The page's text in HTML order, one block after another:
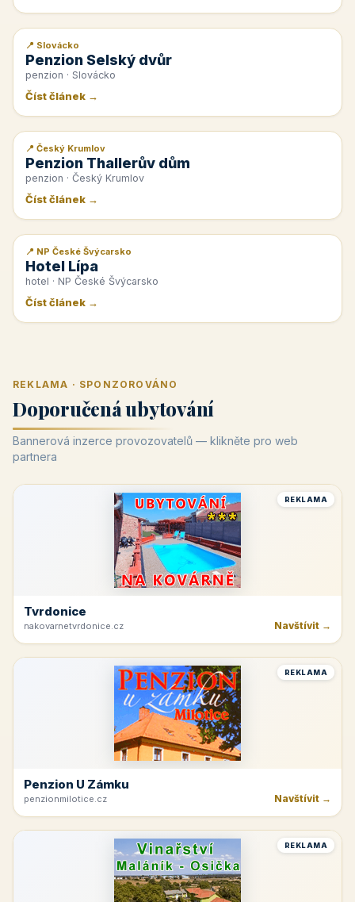
📰 PR článek
📍 Slovácko
Penzion Selský dvůr
penzion · Slovácko
Číst článek →
📰 PR článek
📍 Český Krumlov
Penzion Thallerův dům
penzion · Český Krumlov
Číst článek →
📰 PR článek
📍 NP České Švýcarsko
Hotel Lípa
hotel · NP České Švýcarsko
Číst článek →
REKLAMA · SPONZOROVÁNO
Doporučená ubytování
Bannerová inzerce provozovatelů — klikněte pro web
partnera
REKLAMA
Tvrdonice
nakovarnetvrdonice.cz Navštívit →
REKLAMA
Penzion U Zámku
penzionmilotice.cz Navštívit →
REKLAMA